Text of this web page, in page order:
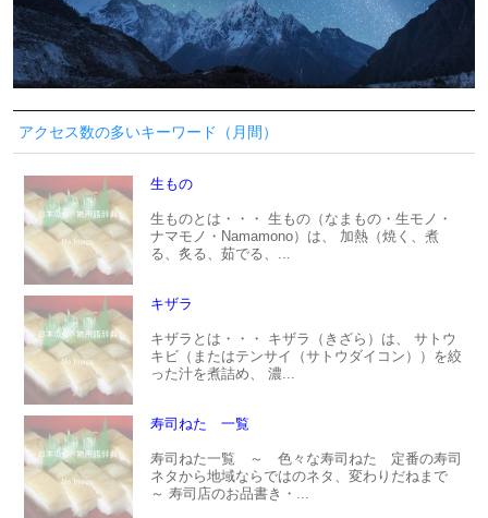
アクセス数の多いキーワード（月間）
生もの
生ものとは・・・ 生もの（なまもの・生モノ・
ナマモノ・Namamono）は、 加熱（焼く、煮
る、炙る、茹でる、...
キザラ
キザラとは・・・ キザラ（きざら）は、 サトウ
キビ（またはテンサイ（サトウダイコン））を絞
った汁を煮詰め、 濃...
寿司ねた 一覧
寿司ねた一覧 ～ 色々な寿司ねた 定番の寿司
ネタから地域ならではのネタ、変わりだねまで
～ 寿司店のお品書き・...